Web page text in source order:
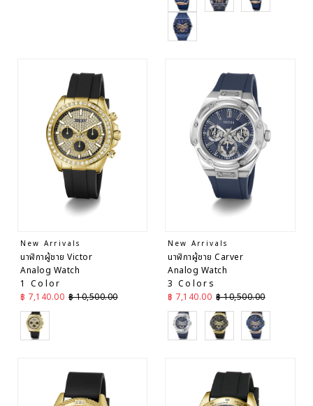
Black
New Arrivals
นาฬิกาผู้ชาย Victor
Analog Watch
1 Color
ราคาลด
฿ 7,140.00 ราคาปกติ
฿ 10,500.00
Black
New Arrivals
นาฬิกาผู้ชาย Carver
Analog Watch
3 Colors
ราคาลด
฿ 7,140.00 ราคาปกติ
฿ 10,500.00
Blue Black Blue